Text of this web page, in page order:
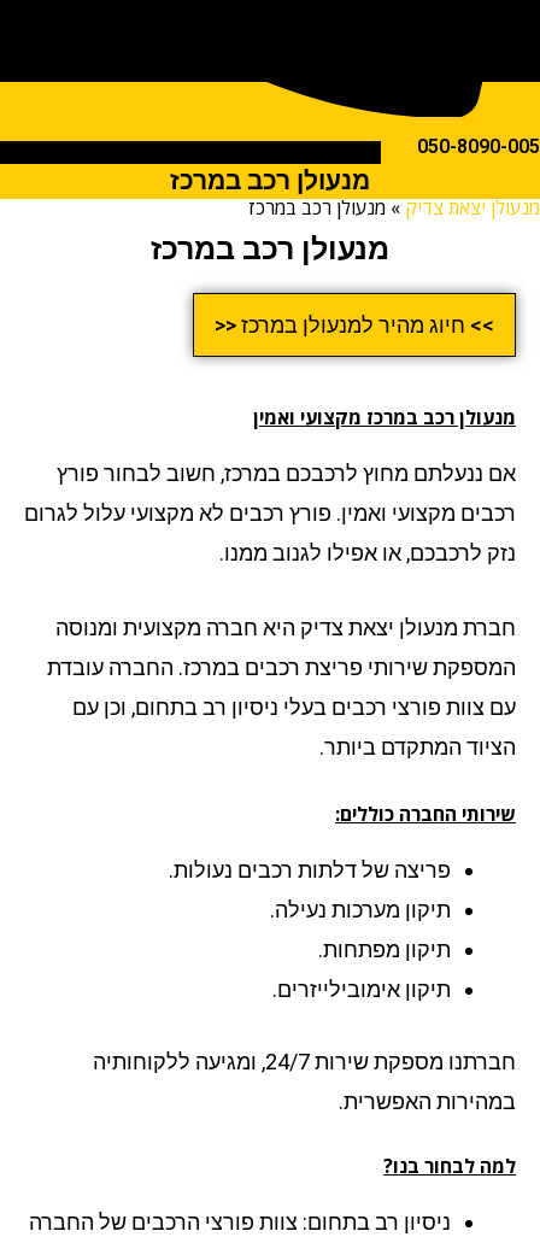
050-
מנעולן רכב במרכז
יצאת צדיק»מנעולן רכב במרכז
מנעולן רכב במרכז
>> חיוג מהיר למנעולן במרכז <<
רכב במרכז מקצועי ואמין
ננעלתם מחוץ לרכבכם במרכז, חשוב לבחור פורץ
מקצועי ואמין. פורץ רכבים לא מקצועי עלול לגרום
לרכבכם, או אפילו לגנוב ממנו.
מנעולן יצאת צדיק היא חברה מקצועית ומנוסה
שירותי פריצת רכבים במרכז. החברה עובדת
צוות פורצי רכבים בעלי ניסיון רב בתחום, וכן עם
המתקדם ביותר.
החברה כוללים:
פריצה של דלתות רכבים נעולות.
תיקון מערכות נעילה.
תיקון מפתחות.
תיקון אימובילייזרים.
חברתנו מספקת שירות 24/7, ומגיעה ללקוחותיה
האפשרית.
לבחור בנו?
ניסיון רב בתחום: צוות פורצי הרכבים של החברה